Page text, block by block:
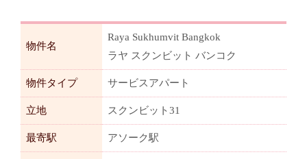
物件名
Raya Sukhumvit Bangkok
ラヤ スクンビット バンコク
物件タイプ サービスアパート
立地 スクンビット31
最寄駅 アソーク駅